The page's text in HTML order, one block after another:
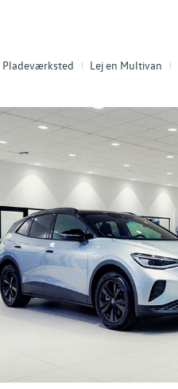
Pladeværksted Lej en Multivan